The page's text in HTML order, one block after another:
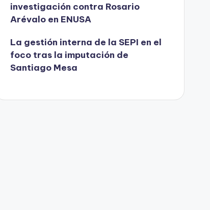
investigación contra Rosario
Arévalo en ENUSA
La gestión interna de la SEPI en el
foco tras la imputación de
Santiago Mesa